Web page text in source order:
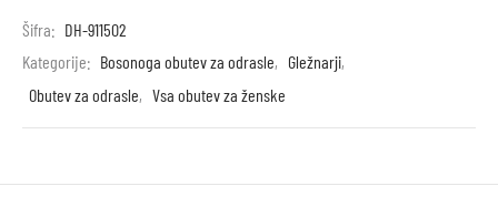
Šifra: DH-911502
Kategorije: Bosonoga obutev za odrasle, Gležnarji,
Obutev za odrasle, Vsa obutev za ženske